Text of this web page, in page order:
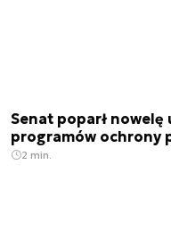
Senat poparł nowelę
programów ochrony
2 min.